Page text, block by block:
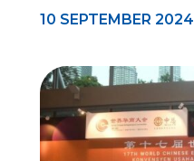
10 SEPTEMBER 2024